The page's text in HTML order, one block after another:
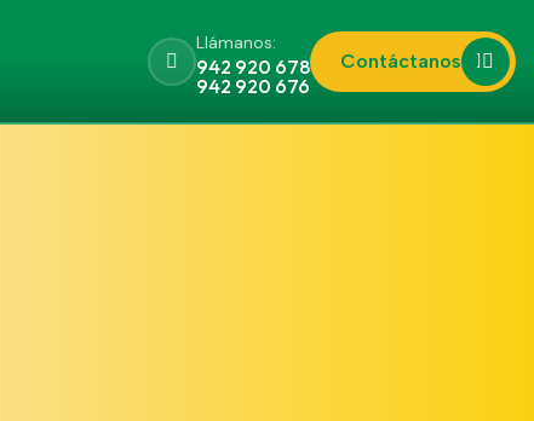
Llámanos:
942 920 678
942 920 676
Contáctanos